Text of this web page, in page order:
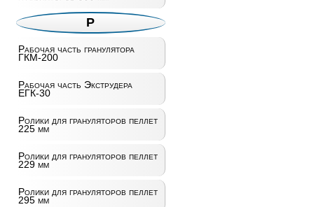
Р
Рабочая часть гранулятора
ГКМ-200
Рабочая часть Экструдера
ЕГК-30
Ролики для грануляторов пеллет
225 мм
Ролики для грануляторов пеллет
229 мм
Ролики для грануляторов пеллет
295 мм